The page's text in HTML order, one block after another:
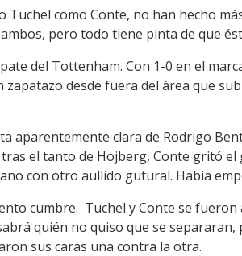
como Conte, no han hecho
pero todo tiene pinta de que
del Tottenham. Con 1-0 en el
desde fuera del área que
aparentemente clara de Rodrigo
el tanto de Hojberg, Conte gritó
con otro aullido gutural. Había
cumbre. Tuchel y Conte se fueron
quién no quiso que se
sus caras una contra la otra.